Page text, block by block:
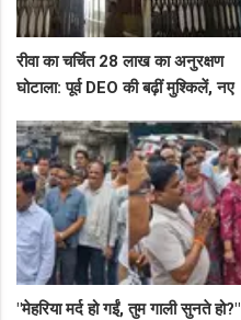
रीवा का चर्चित 28 लाख का अनुरक्षण
घोटाला: पूर्व DEO की बढ़ीं मुश्किलें, नए
"मेहरिया मर्द हो गईं, तुम गाली सुनते हो?"